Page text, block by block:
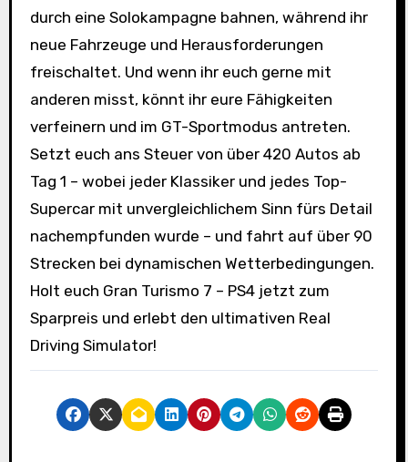
durch eine Solokampagne bahnen, während ihr
neue Fahrzeuge und Herausforderungen
freischaltet. Und wenn ihr euch gerne mit
anderen misst, könnt ihr eure Fähigkeiten
verfeinern und im GT-Sportmodus antreten.
Setzt euch ans Steuer von über 420 Autos ab
Tag 1 – wobei jeder Klassiker und jedes Top-
Supercar mit unvergleichlichem Sinn fürs Detail
nachempfunden wurde – und fahrt auf über 90
Strecken bei dynamischen Wetterbedingungen.
Holt euch Gran Turismo 7 – PS4 jetzt zum
Sparpreis und erlebt den ultimativen Real
Driving Simulator!